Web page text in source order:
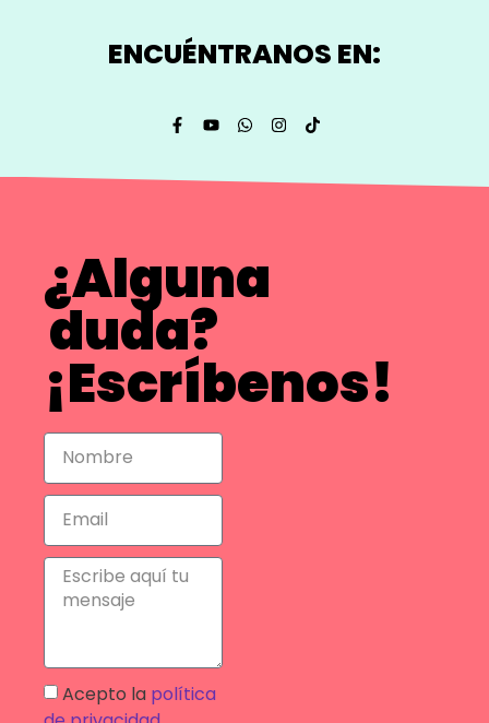
ENCUÉNTRANOS EN:
¿Alguna
duda?
¡Escríbenos!
Acepto la política